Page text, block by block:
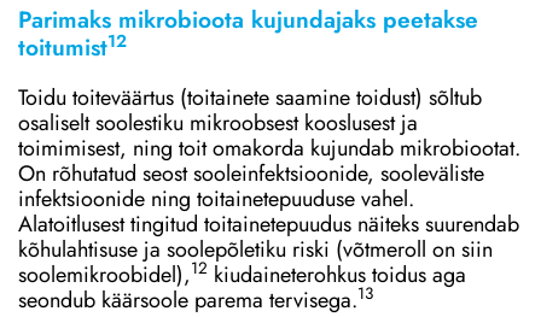
Parimaks mikrobioota kujundajaks peetakse
toitumist12
Toidu toiteväärtus (toitainete saamine toidust) sõltub
osaliselt soolestiku mikroobsest kooslusest ja
toimimisest, ning toit omakorda kujundab mikrobiootat.
On rõhutatud seost sooleinfektsioonide, sooleväliste
infektsioonide ning toitainetepuuduse vahel.
Alatoitlusest tingitud toitainetepuudus näiteks suurendab
kõhulahtisuse ja soolepõletiku riski (võtmeroll on siin
soolemikroobidel),12 kiudaineterohkus toidus aga
seondub käärsoole parema tervisega.13